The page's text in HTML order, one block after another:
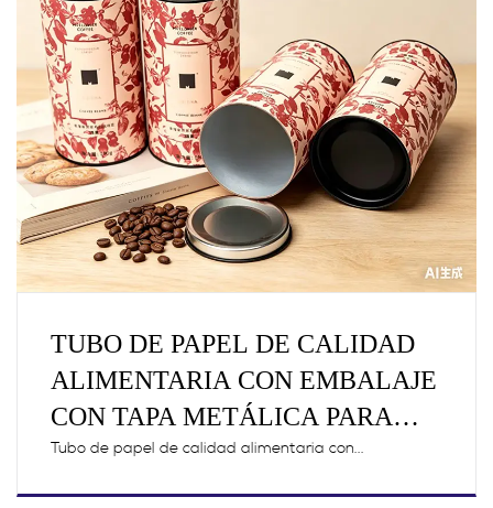
TUBO DE PAPEL DE CALIDAD
ALIMENTARIA CON EMBALAJE
CON TAPA METÁLICA PARA
GRANOS DE CAFÉ
Tubo de papel de calidad alimentaria con...